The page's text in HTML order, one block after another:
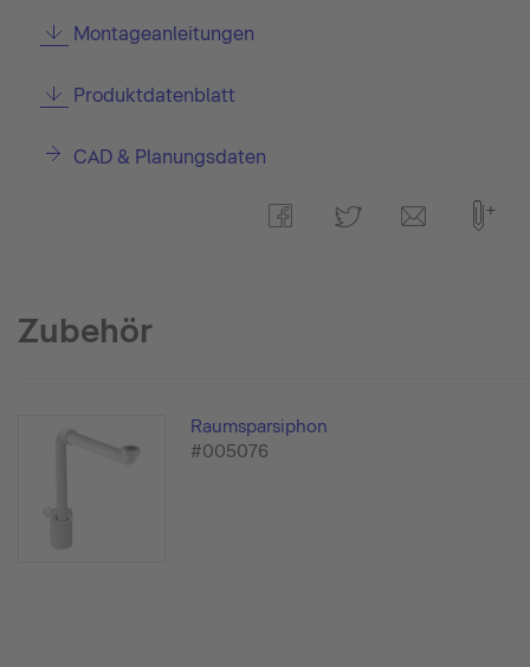
Montageanleitungen
Produktdatenblatt
CAD & Planungsdaten
Zubehör
Raumsparsiphon
#005076